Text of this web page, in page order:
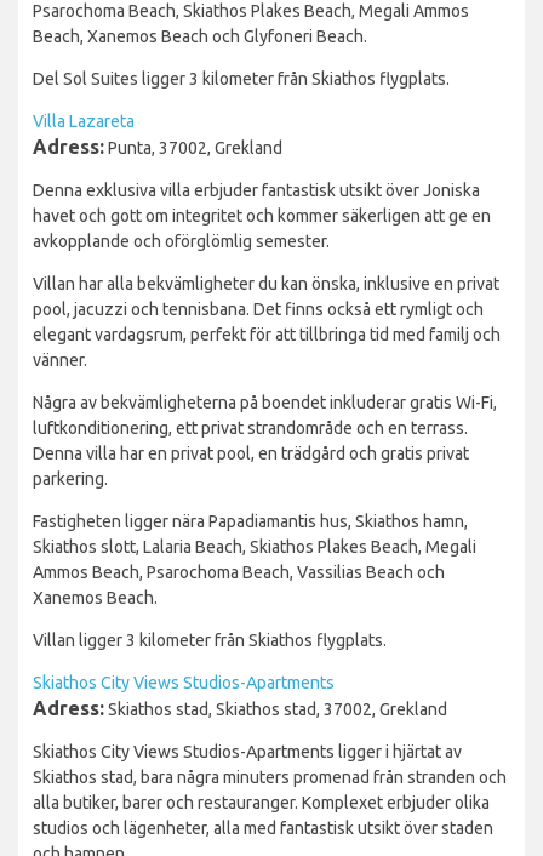
Psarochoma Beach, Skiathos Plakes Beach, Megali Ammos
Beach, Xanemos Beach och Glyfoneri Beach.
Del Sol Suites ligger 3 kilometer från Skiathos flygplats.
Villa Lazareta
Adress:Punta, 37002, Grekland
Denna exklusiva villa erbjuder fantastisk utsikt över Joniska
havet och gott om integritet och kommer säkerligen att ge en
avkopplande och oförglömlig semester.
Villan har alla bekvämligheter du kan önska, inklusive en privat
pool, jacuzzi och tennisbana. Det finns också ett rymligt och
elegant vardagsrum, perfekt för att tillbringa tid med familj och
vänner.
Några av bekvämligheterna på boendet inkluderar gratis Wi-Fi,
luftkonditionering, ett privat strandområde och en terrass.
Denna villa har en privat pool, en trädgård och gratis privat
parkering.
Fastigheten ligger nära Papadiamantis hus, Skiathos hamn,
Skiathos slott, Lalaria Beach, Skiathos Plakes Beach, Megali
Ammos Beach, Psarochoma Beach, Vassilias Beach och
Xanemos Beach.
Villan ligger 3 kilometer från Skiathos flygplats.
Skiathos City Views Studios-Apartments
Adress:Skiathos stad, Skiathos stad, 37002, Grekland
Skiathos City Views Studios-Apartments ligger i hjärtat av
Skiathos stad, bara några minuters promenad från stranden och
alla butiker, barer och restauranger. Komplexet erbjuder olika
studios och lägenheter, alla med fantastisk utsikt över staden